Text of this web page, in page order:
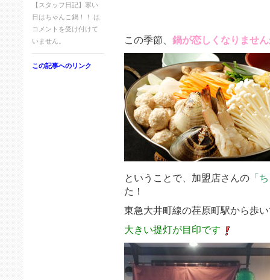
【スタッフ日記】寒い
日はちゃんこ鍋！！ は
コメントを受け付けて
いません。
この記事へのリンク
この季節、 鍋が恋しくなりませ
ということで、加盟店さんの「
た！
東急大井町線の荏原町駅から歩
大きい提灯が目印です